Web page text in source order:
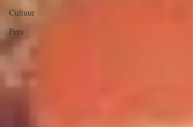
Cultuur
Pers